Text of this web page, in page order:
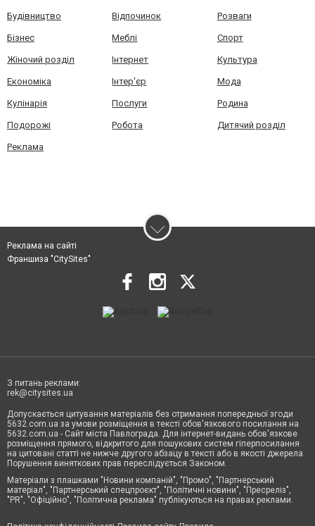
Будівництво Відпочинок Розваги
Бізнес Меблі Спорт
Жіночий розділ Інтернет Культура
Економіка Інтер'єр Мода
Кулінарія Послуги Родина
Подорожі Робота Дитячий розділ
Реклама
Реклама на сайті
Франшиза "CitySites"
З питань реклами:
rek@citysites.ua
Допускається цитування матеріалів без отримання попередньої згоди
5632.com.ua за умови розміщення в тексті обов'язкового посилання на
5632.com.ua - Сайт міста Павлограда. Для інтернет-видань обов'язкове
розміщення прямого, відкритого для пошукових систем гіперпосилання
на цитовані статті не нижче другого абзацу в тексті або в якості джерела.
Порушення виняткових прав переслідується Законом.
Матеріали з плашками "Новини компаній", "Промо", "Партнерський
матеріал", "Партнерський спецпроєкт", "Політичні новини", "Пресреліз",
"PR", "Офіційно", "Політична реклама" публікуються на правах реклами.